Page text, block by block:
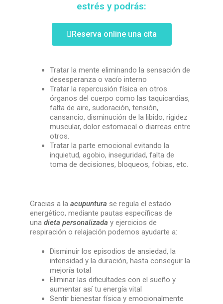
estrés y podrás:
Reserva online una cita
Tratar la mente eliminando la sensación de
desesperanza o vacío interno
Tratar la repercusión física en otros
órganos del cuerpo como las taquicardias,
falta de aire, sudoración, tensión,
cansancio, disminución de la libido, rigidez
muscular, dolor estomacal o diarreas entre
otros.
Tratar la parte emocional evitando la
inquietud, agobio, inseguridad, falta de
toma de decisiones, bloqueos, fobias, etc.
Gracias a la acupuntura se regula el estado
energético, mediante pautas específicas de
una dieta personalizada y ejercicios de
respiración o relajación podemos ayudarte a:
Disminuir los episodios de ansiedad, la
intensidad y la duración, hasta conseguir la
mejoría total
Eliminar las dificultades con el sueño y
aumentar así tu energía vital
Sentir bienestar física y emocionalmente